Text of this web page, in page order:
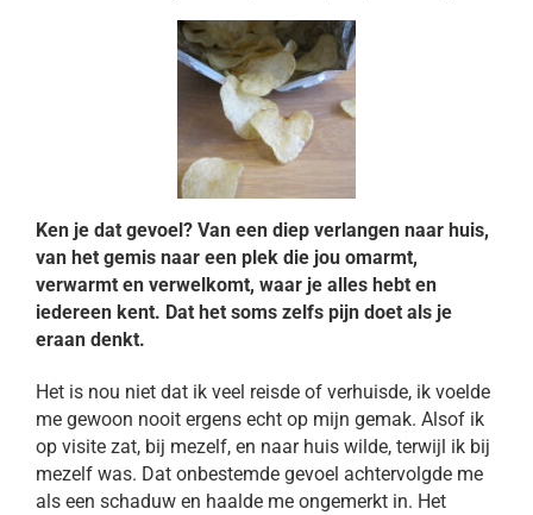
Ken je dat gevoel? Van een diep verlangen naar huis,
van het gemis naar een plek die jou omarmt,
verwarmt en verwelkomt, waar je alles hebt en
iedereen kent. Dat het soms zelfs pijn doet als je
eraan denkt.
Het is nou niet dat ik veel reisde of verhuisde, ik voelde
me gewoon nooit ergens echt op mijn gemak. Alsof ik
op visite zat, bij mezelf, en naar huis wilde, terwijl ik bij
mezelf was. Dat onbestemde gevoel achtervolgde me
als een schaduw en haalde me ongemerkt in. Het